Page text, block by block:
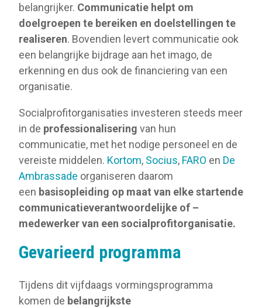
belangrijker. Communicatie helpt om
doelgroepen te bereiken en doelstellingen te
realiseren. Bovendien levert communicatie ook
een belangrijke bijdrage aan het imago, de
erkenning en dus ook de financiering van een
organisatie.
Socialprofitorganisaties investeren steeds meer
in de professionalisering van hun
communicatie, met het nodige personeel en de
vereiste middelen. Kortom, Socius, FARO en De
Ambrassade organiseren daarom
een basisopleiding op maat van elke startende
communicatieverantwoordelijke of –
medewerker van een socialprofitorganisatie.
Gevarieerd programma
Tijdens dit vijfdaags vormingsprogramma
komen de belangrijkste